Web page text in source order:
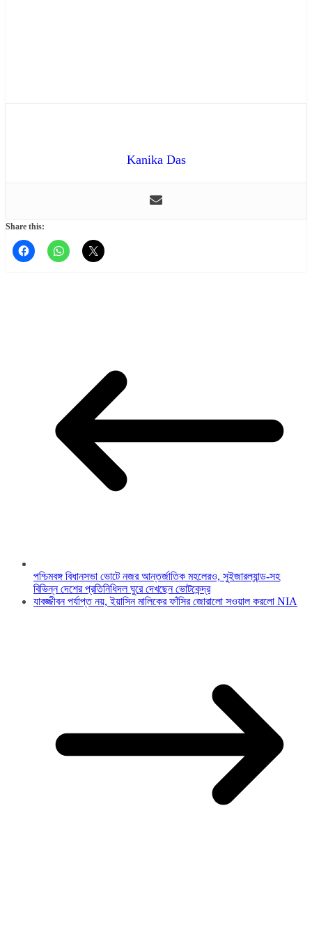
Kanika Das
Share this:
পশ্চিমবঙ্গ বিধানসভা ভোটে নজর আন্তর্জাতিক মহলেরও, সুইজারল্যান্ড-সহ
বিভিন্ন দেশের প্রতিনিধিদল ঘুরে দেখছেন ভোটকেন্দ্র
যাবজ্জীবন পর্যাপ্ত নয়, ইয়াসিন মালিকের ফাঁসির জোরালো সওয়াল করলো NIA